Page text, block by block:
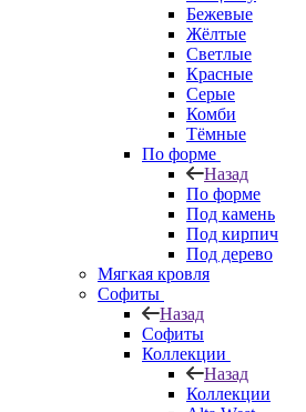
Бежевые
Жёлтые
Светлые
Красные
Серые
Комби
Тёмные
По форме
Назад
По форме
Под камень
Под кирпич
Под дерево
Мягкая кровля
Софиты
Назад
Софиты
Коллекции
Назад
Коллекции